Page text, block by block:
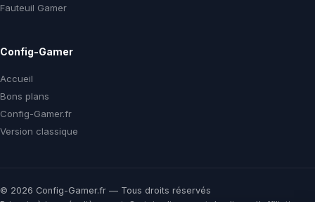
Fauteuil Gamer
Config-Gamer
Accueil
Bons plans
Config-Gamer.fr
Version classique
© 2026 Config-Gamer.fr — Tous droits réservés